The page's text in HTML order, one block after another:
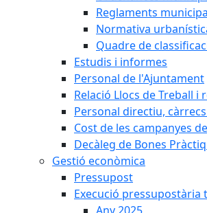
Reglaments
Normativa
Quadre de
Estudis i informes
Personal de l'Ajuntament
Relació Llocs de Treball
Personal directiu,
Cost de les campanyes
Decàleg de Bones
Gestió econòmica
Pressupost
Execució pressupostària